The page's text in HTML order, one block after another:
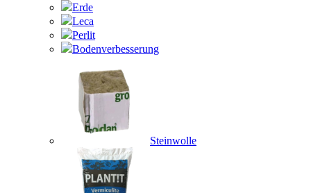
Erde
Leca
Perlit
Bodenverbesserung
Steinwolle